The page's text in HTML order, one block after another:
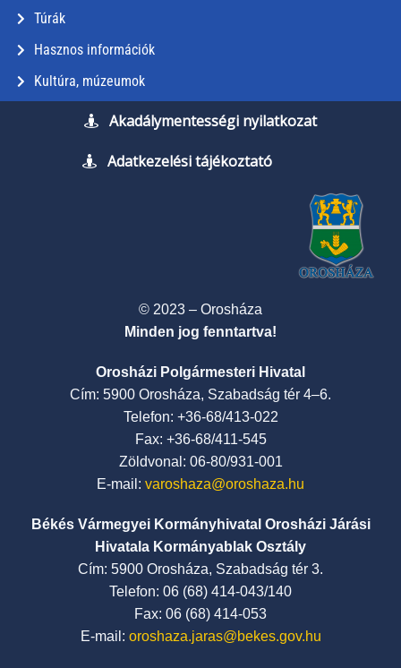
Túrák
Hasznos információk
Kultúra, múzeumok
Akadálymentességi nyilatkozat
Adatkezelési tájékoztató
© 2023 – Orosháza
Minden jog fenntartva!
Orosházi Polgármesteri Hivatal
Cím: 5900 Orosháza, Szabadság tér 4–6.
Telefon: +36-68/413-022
Fax: +36-68/411-545
Zöldvonal: 06-80/931-001
E-mail: varoshaza@oroshaza.hu
Békés Vármegyei Kormányhivatal Orosházi Járási
Hivatala Kormányablak Osztály
Cím: 5900 Orosháza, Szabadság tér 3.
Telefon: 06 (68) 414-043/140
Fax: 06 (68) 414-053
E-mail: oroshaza.jaras@bekes.gov.hu